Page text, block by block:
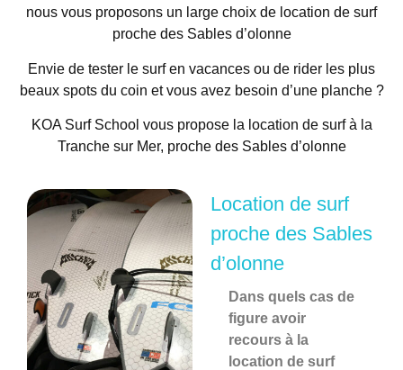
nous vous proposons un large choix de location de surf
proche des Sables d’olonne
Envie de tester le surf en vacances ou de rider les plus
beaux spots du coin et vous avez besoin d’une planche ?
KOA Surf School vous propose la location de surf à la
Tranche sur Mer, proche des Sables d’olonne
Location de surf
proche des Sables
d’olonne
Dans quels cas de
figure avoir
recours à la
location de surf